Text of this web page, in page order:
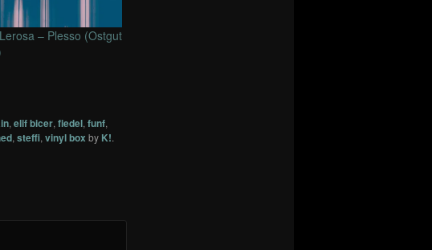
– Plesso (Ostgut
, elif bicer, fiedel, funf,
, steffi, vinyl box by K!.